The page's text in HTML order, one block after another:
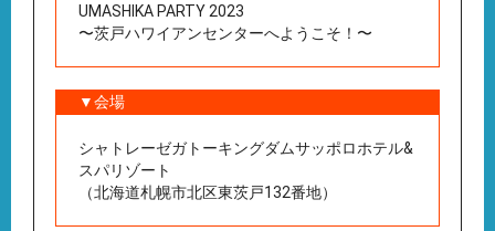
UMASHIKA PARTY 2023
〜茨戸ハワイアンセンターへようこそ！〜
▼会場
シャトレーゼガトーキングダムサッポロホテル&
スパリゾート
（北海道札幌市北区東茨戸132番地）